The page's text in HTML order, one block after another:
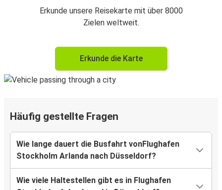
Erkunde unsere Reisekarte mit über 8000
Zielen weltweit.
Erkunde die Karte
Häufig gestellte Fragen
Wie lange dauert die Busfahrt vonFlughafen
Stockholm Arlanda nach Düsseldorf?
Wie viele Haltestellen gibt es in Flughafen